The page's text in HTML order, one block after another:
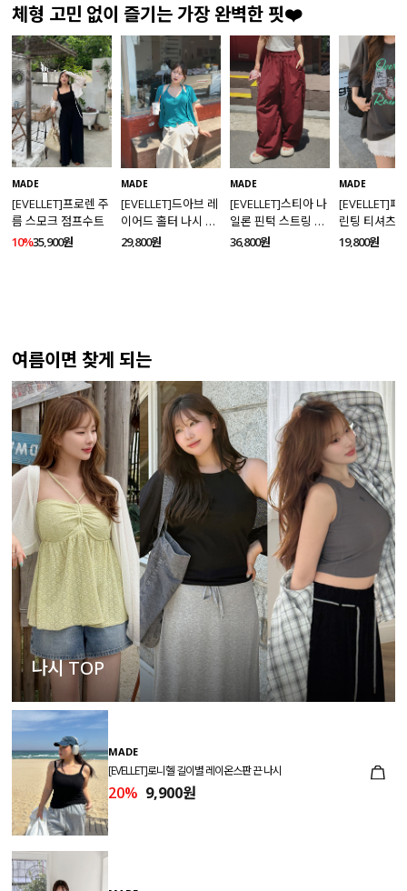
체형 고민 없이 즐기는 가장 완벽한 핏❤️
MADE
[EVELLET]프로렌 주
름 스모크 점프수트
10%35,900원
MADE
[EVELLET]드아브 레
이어드 홀터 나시 가
디건 티셔츠
29,800원
MADE
[EVELLET]스티아 나
일론 핀턱 스트링 커
브드 밴딩팬츠
36,800원
MADE
[EVELLET]페
린팅 티셔츠
19,800원
여름이면 찾게 되는
나시 TOP
MADE
[EVELLET]로니헬 길이별 레이온스판 끈 나시
20% 9,900원